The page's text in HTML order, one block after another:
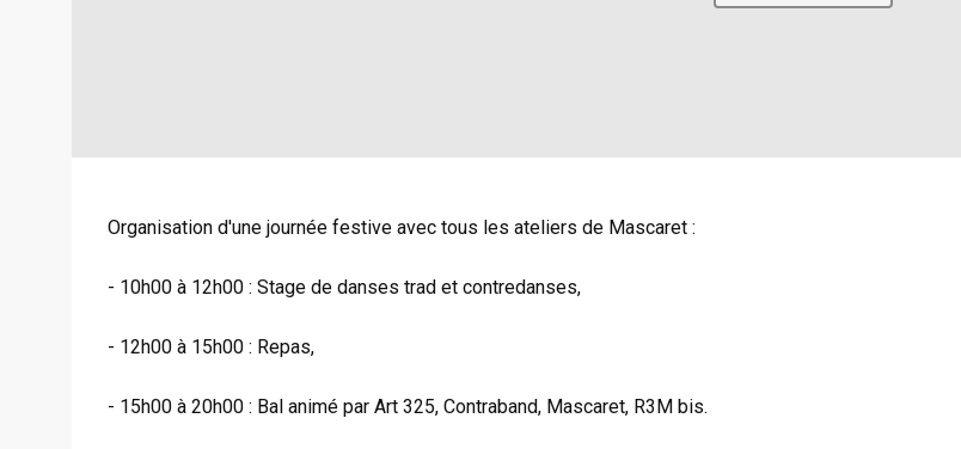
Organisation d'une journée festive avec tous les ateliers de Mascaret :
- 10h00 à 12h00 : Stage de danses trad et contredanses,
- 12h00 à 15h00 : Repas,
- 15h00 à 20h00 : Bal animé par Art 325, Contraband, Mascaret, R3M bis.